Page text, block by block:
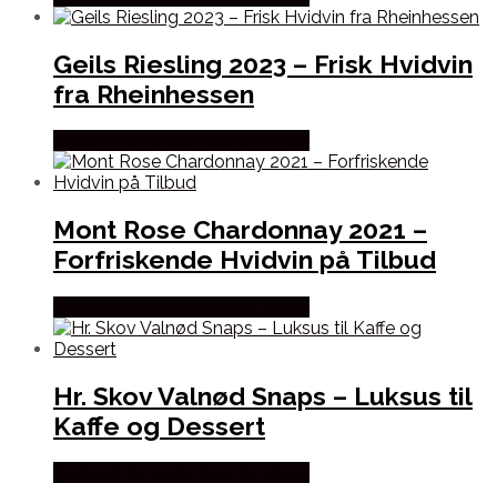
Geils Riesling 2023 – Frisk Hvidvin
fra Rheinhessen
Mont Rose Chardonnay 2021 –
Forfriskende Hvidvin på Tilbud
Hr. Skov Valnød Snaps – Luksus til
Kaffe og Dessert